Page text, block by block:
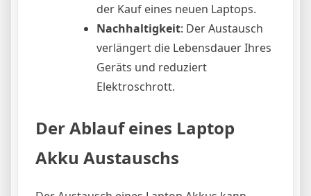
der Kauf eines neuen Laptops.
Nachhaltigkeit: Der Austausch
verlängert die Lebensdauer Ihres
Geräts und reduziert
Elektroschrott.
Der Ablauf eines Laptop
Akku Austauschs